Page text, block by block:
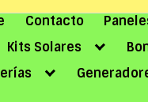
Contacto
Kits Solares